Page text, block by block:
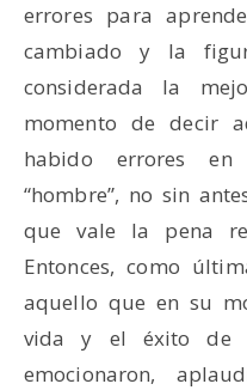
errores para
cambiado y la
considerada la
momento de decir
habido errores en
“hombre”, no sin
que vale la pena
Entonces, como
aquello que en su
vida y el éxito de
emocionaron,